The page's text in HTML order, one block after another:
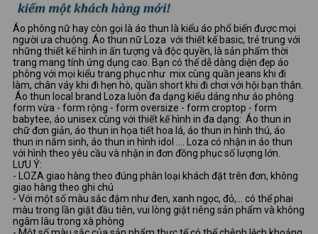
Áo phông nữ hay còn gọi là áo thun là kiểu áo phổ biến được mọi
người ưa chuộng. Áo thun nữ Loza với thiết kế basic, trẻ trung với
những thiết kế hình in ấn tượng và độc quyền, là sản phẩm thời
trang mang tính ứng dụng cao. Bạn có thể dễ dàng diện đẹp áo
phông với mọi kiểu trang phục như mix cùng quần jeans khi đi
làm, chân váy khi đi hẹn hò, quần short khi đi chơi với hội bạn thân.
Áo thun local brand Loza luôn đa dạng kiểu dáng như áo phông
form vừa - form rộng - form oversize - form croptop - form
babytee, áo unisex cùng với thiết kế hình in đa dạng: Áo thun in
chữ đơn giản, áo thun in họa tiết hoa lá, áo thun in hình thú, áo
thun in năm sinh, áo thun in hình idol …. Loza có nhận in áo thun
với hình theo yêu cầu và nhận in đơn đồng phục số lượng lớn.
LƯU Ý:
- LOZA giao hàng theo đúng phân loại khách đặt trên đơn, không
giao hàng theo ghi chú
- Với một số màu sắc đậm như đen, xanh ngọc, đỏ,... có thể phai
màu trong lần giặt đầu tiên, vui lòng giặt riêng sản phẩm và không
ngâm lâu trong xà phòng